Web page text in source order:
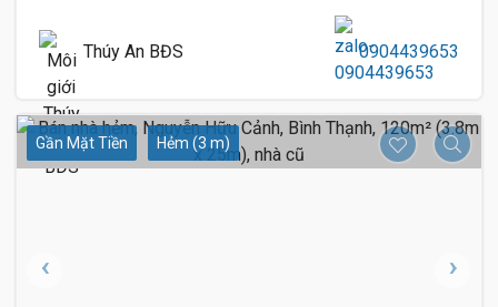
Thúy An BĐS 0904439653
Gần Mặt Tiền Hẻm (3 m)